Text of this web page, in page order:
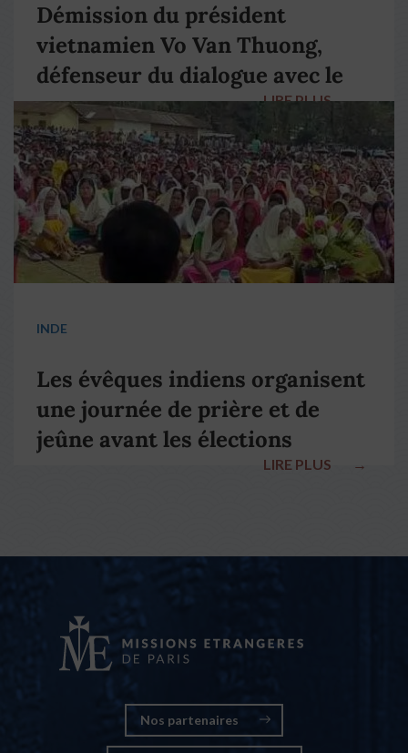
Démission du président
vietnamien Vo Van Thuong,
défenseur du dialogue avec le
pape François
LIRE PLUS →
INDE
Les évêques indiens organisent
une journée de prière et de
jeûne avant les élections
LIRE PLUS →
Nos partenaires